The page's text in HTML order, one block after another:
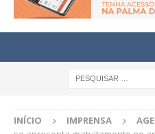
INÍCIO IMPRENSA